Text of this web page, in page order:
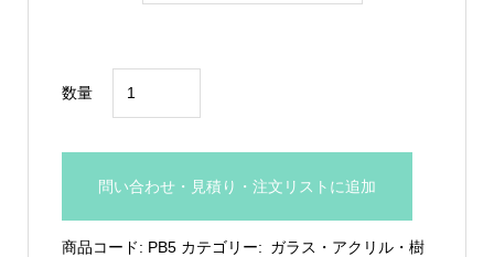
数量
安
問い合わせ・見積り・注文リストに追加
商品コード: PB5 カテゴリー: ガラス・アクリル・樹